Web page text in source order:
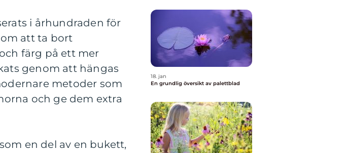
i århundraden för
att ta bort
färg på ett mer
genom att hängas
metoder som
och ge dem extra
en del av en bukett,
18. jan
En grundlig översikt av palettblad